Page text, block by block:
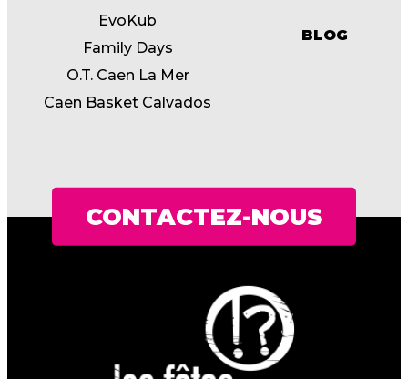
EvoKub
Family Days
O.T. Caen La Mer
Caen Basket Calvados
BLOG
CONTACTEZ-NOUS